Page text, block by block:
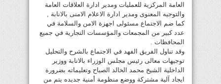
العامة المركزية للعمليات ومدير ادارة العلاقات العامة
والتوجيه المعنوى ومدير ادارة الاعلام الامنى بالانابة ,
كما ضم الاجتماع مسئولى اجهزة الامن والسلامة في
عدد كبير من المجمعات والمؤسسات التجارية في جميع
المحافظات .
وقد تناول الفريق الفهد في الاجتماع بالشرح والتحليل
توجيهات معالى رئيس مجلس الوزراء بالانابة ووزير
الداخلية الشيخ محمد الخالد الصباح وتعليماته بضرورة
ايجاد آلية مشتركة ووضع منظومة أمنية جديده يتم من